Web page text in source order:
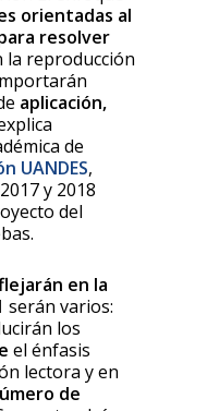
orientadas al
resolver
la reproducción
aplicación,
de
UANDES,
y 2018
del
en la
serán varios:
los
el énfasis
lectora y en
de